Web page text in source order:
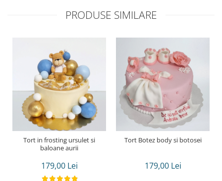
PRODUSE SIMILARE
Tort in frosting ursulet si
baloane aurii
179,00 Lei
Tort Botez body si botosei
179,00 Lei